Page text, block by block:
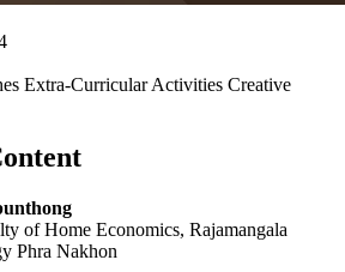
Extra-Curricular Activities Creative
of Home Economics, Rajamangala
Phra Nakhon